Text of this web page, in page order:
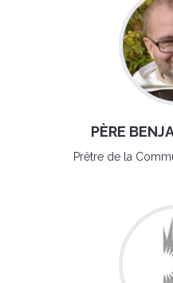
PÈRE
Prêtre de la